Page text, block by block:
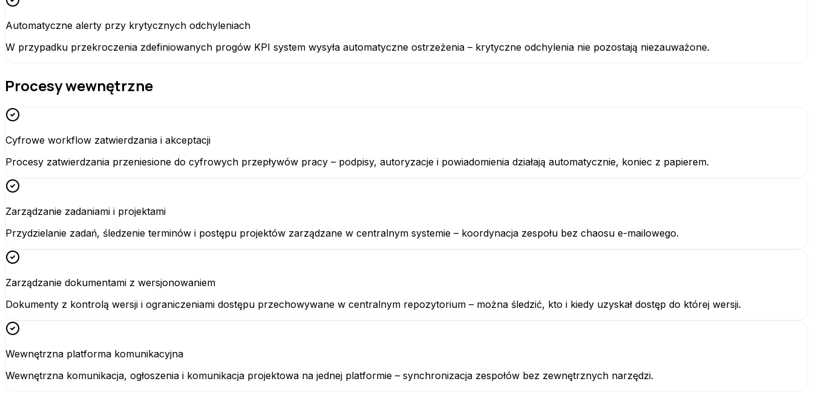
Automatyczne alerty przy krytycznych odchyleniach
W przypadku przekroczenia zdefiniowanych progów KPI system wysyła automatyczne ostrzeżenia – krytyczne odchylenia nie pozostają niezauważone.
Procesy wewnętrzne
Cyfrowe workflow zatwierdzania i akceptacji
Procesy zatwierdzania przeniesione do cyfrowych przepływów pracy – podpisy, autoryzacje i powiadomienia działają automatycznie, koniec z papierem.
Zarządzanie zadaniami i projektami
Przydzielanie zadań, śledzenie terminów i postępu projektów zarządzane w centralnym systemie – koordynacja zespołu bez chaosu e-mailowego.
Zarządzanie dokumentami z wersjonowaniem
Dokumenty z kontrolą wersji i ograniczeniami dostępu przechowywane w centralnym repozytorium – można śledzić, kto i kiedy uzyskał dostęp do której wersji.
Wewnętrzna platforma komunikacyjna
Wewnętrzna komunikacja, ogłoszenia i komunikacja projektowa na jednej platformie – synchronizacja zespołów bez zewnętrznych narzędzi.